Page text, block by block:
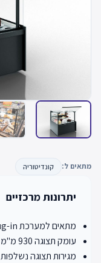
מתאים ל: קונדיטוריה
יתרונות מרכזיים
מתאים למערכת plug-in
עומק תצוגה 930 מ"מ
מגירות תצוגה נשלפות